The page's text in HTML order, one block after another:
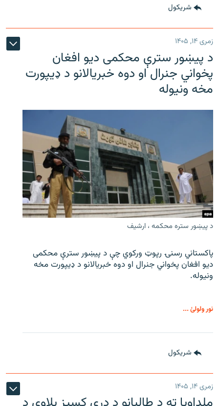
شريکول
زمری ۱۴, ۱۴۰۵
د پیښور سترې محکمی دیو افغان
پخواني جنرال او دوه خبریالانو د ډیپورت
مخه ونیوله
د پیښور ستره محکمه ، ارشیف
پاکستاني رسنۍ رپوټ ورکوي چې د پیښور سترې محکمی
دیو افغان پخواني جنرال او دوه خبریالانو د ډیپورت مخه
ونیوله.
نور ولولئ ...
شريکول
زمری ۱۴, ۱۴۰۵